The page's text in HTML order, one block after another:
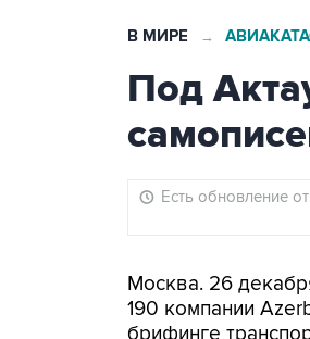
В МИРЕ →
Под
Есть обновление
Москва. 26
190 компании